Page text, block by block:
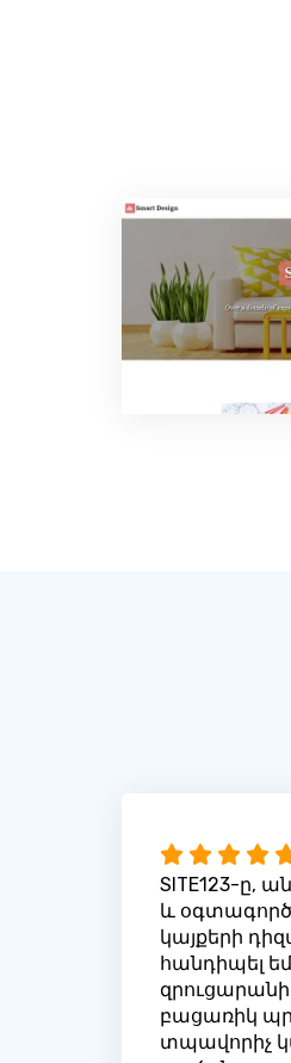
SITE123-ը,
և
կայքերի
հանդիպել
բացառիկ
տպավորիչ